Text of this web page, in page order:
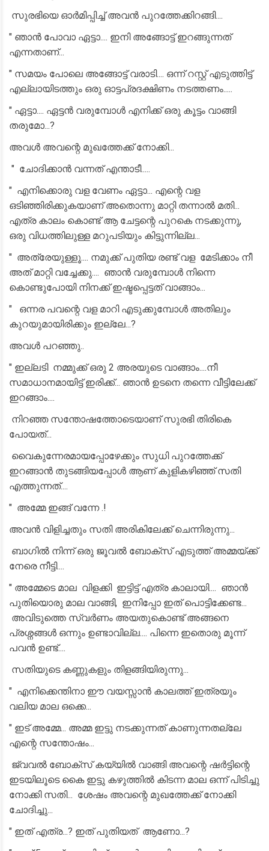
സുരഭിയെ ഓർമിപ്പിച്ച് അവൻ പുറത്തേക്കിറങ്ങി....
" ഞാൻ പോവാ ഏട്ടാ.... ഇനി അങ്ങോട്ട് ഇറങ്ങുന്നത്
എന്നതാണ്...
" സമയം പോലെ അങ്ങോട്ട് വരാടി.... ഒന്ന് റസ്റ്റ് എടുത്തിട്ട്
എല്ലായിടത്തും ഒരു ഓട്ടപ്രദക്ഷിണം നടത്തണം.....
" ഏട്ടാ.... ഏട്ടൻ വരുമ്പോൾ എനിക്ക് ഒരു കൂട്ടം വാങ്ങി
തരുമോ...?
അവൾ അവന്റെ മുഖത്തേക്ക് നോക്കി...
" ചോദിക്കാൻ വന്നത് എന്താടീ.....
" എനിക്കൊരു വള വേണം ഏട്ടാ... എന്റെ വള
ഒടിഞ്ഞിരിക്കുകയാണ് അതൊന്നു മാറ്റി തന്നാൽ മതി...
എത്ര കാലം കൊണ്ട് ആ ചേട്ടന്റെ പുറകെ നടക്കുന്നു,
ഒരു വിധത്തിലുള്ള മറുപടിയും കിട്ടുന്നില്ല...
" അത്രേയുള്ളൂ.... നമുക്ക് പുതിയ രണ്ട് വള മേടിക്കാം നീ
അത് മാറ്റി വച്ചേക്കു.... ഞാൻ വരുമ്പോൾ നിന്നെ
കൊണ്ടുപോയി നിനക്ക് ഇഷ്ടപ്പെട്ടത് വാങ്ങാം...
" ഒന്നര പവന്റെ വള മാറി എടുക്കുമ്പോൾ അതിലും
കുറയുമായിരിക്കും ഇല്ലേ...?
അവൾ പറഞ്ഞു..
" ഇല്ലടി നമ്മുക്ക് ഒരു 2 അരയുടെ വാങ്ങാം....നീ
സമാധാനമായിട്ട് ഇരിക്ക്... ഞാൻ ഉടനെ തന്നെ വീട്ടിലേക്ക്
ഇറങ്ങാം....
നിറഞ്ഞ സന്തോഷത്തോടെയാണ് സുരഭി തിരികെ
പോയത്...
വൈകുന്നേരമായപ്പോഴേക്കും സുധി പുറത്തേക്ക്
ഇറങ്ങാൻ തുടങ്ങിയപ്പോൾ ആണ് കുളികഴിഞ്ഞ് സതി
എത്തുന്നത്....
" അമ്മേ ഇങ്ങ് വന്നേ .!
അവൻ വിളിച്ചതും സതി അരികിലേക്ക് ചെന്നിരുന്നു...
ബാഗിൽ നിന്ന് ഒരു ജൂവൽ ബോക്സ് എടുത്ത് അമ്മയ്ക്ക്
നേരെ നീട്ടി....
" അമ്മേടെ മാല വിളക്കി ഇട്ടിട്ട് എത്ര കാലായി.... ഞാൻ
പുതിയൊരു മാല വാങ്ങി, ഇനിപ്പോ ഇത് പൊട്ടിക്കേണ്ട...
അവിടുത്തെ സ്വർണം അയതുകൊണ്ട് അങ്ങനെ
പ്രശ്നങ്ങൾ ഒന്നും ഉണ്ടാവില്ല.... പിന്നെ ഇതൊരു മൂന്ന്
പവൻ ഉണ്ട്....
സതിയുടെ കണ്ണുകളും തിളങ്ങിയിരുന്നു...
" എനിക്കെന്തിനാ ഈ വയസ്സാൻ കാലത്ത് ഇത്രയും
വലിയ മാല ഒക്കെ...
" ഇട് അമ്മേ... അമ്മ ഇട്ടു നടക്കുന്നത് കാണുന്നതല്ലേ
എന്റെ സന്തോഷം...
ജ്വവൽ ബോക്സ് കയ്യിൽ വാങ്ങി അവന്റെ ഷർട്ടിന്റെ
ഇടയിലൂടെ കൈ ഇട്ടു കഴുത്തിൽ കിടന്ന മാല ഒന്ന് പിടിച്ചു
നോക്കി സതി... ശേഷം അവന്റെ മുഖത്തേക്ക് നോക്കി
ചോദിച്ചു...
" ഇത് എത്ര...? ഇത് പുതിയത് ആണോ...?